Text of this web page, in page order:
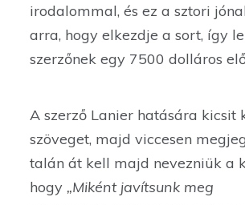
irodalommal, és ez a sztori
arra, hogy elkezdje a sort, így
szerzőnek egy 7500 dolláros
A szerző Lanier hatására kicsit
szöveget, majd viccesen
talán át kell majd nevezniük a
hogy„Miként javítsunk meg